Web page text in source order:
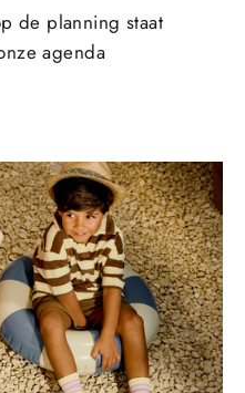
de planning staat
agenda